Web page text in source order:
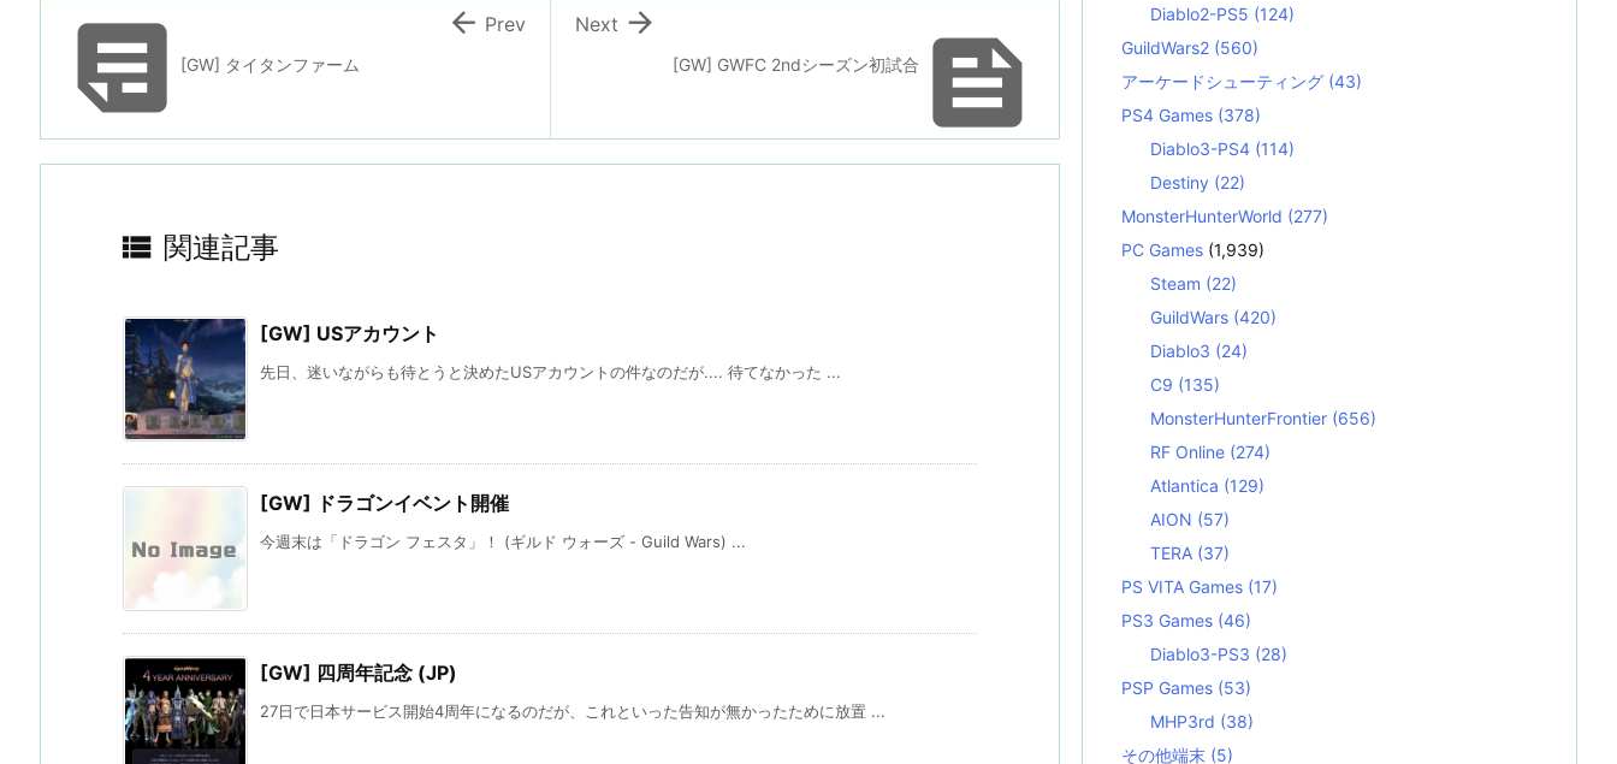

[GW] GWFC 2ndシーズン初試合

Next
[GW] タイタンファーム
 Prev
 関連記事
[GW] USアカウント
先日、迷いながらも待とうと決めたUSアカウントの件なのだが.... 待てなかった ...
[GW] ドラゴンイベント開催
今週末は「ドラゴン フェスタ」！ (ギルド ウォーズ - Guild Wars) ...
[GW] 四周年記念 (JP)
27日で日本サービス開始4周年になるのだが、これといった告知が無かったために放置 ...
Diablo2-PS5 (124)
GuildWars2 (560)
アーケードシューティング (43)
PS4 Games (378)
Diablo3-PS4 (114)
Destiny (22)
MonsterHunterWorld (277)
PC Games (1,939)
Steam (22)
GuildWars (420)
Diablo3 (24)
C9 (135)
MonsterHunterFrontier (656)
RF Online (274)
Atlantica (129)
AION (57)
TERA (37)
PS VITA Games (17)
PS3 Games (46)
Diablo3-PS3 (28)
PSP Games (53)
MHP3rd (38)
その他端末 (5)